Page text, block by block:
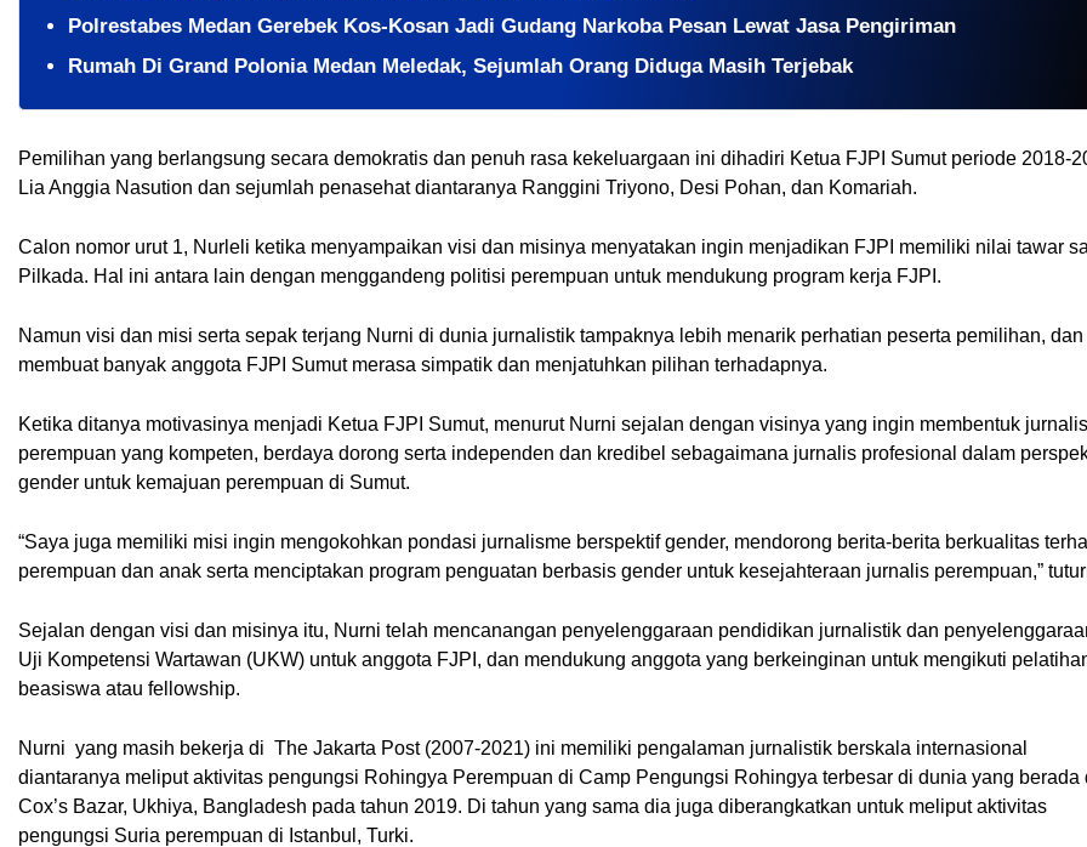
Polrestabes Medan Gerebek Kos-Kosan Jadi Gudang Narkoba Pesan Lewat Jasa Pengiriman
Rumah Di Grand Polonia Medan Meledak, Sejumlah Orang Diduga Masih Terjebak
Pemilihan yang berlangsung secara demokratis dan penuh rasa kekeluargaan ini dihadiri Ketua FJPI Sumut periode 2018-
Lia Anggia Nasution dan sejumlah penasehat diantaranya Ranggini Triyono, Desi Pohan, dan Komariah.
Calon nomor urut 1, Nurleli ketika menyampaikan visi dan misinya menyatakan ingin menjadikan FJPI memiliki nilai tawar
Pilkada. Hal ini antara lain dengan menggandeng politisi perempuan untuk mendukung program kerja FJPI.
Namun visi dan misi serta sepak terjang Nurni di dunia jurnalistik tampaknya lebih menarik perhatian peserta pemilihan, dan
membuat banyak anggota FJPI Sumut merasa simpatik dan menjatuhkan pilihan terhadapnya.
Ketika ditanya motivasinya menjadi Ketua FJPI Sumut, menurut Nurni sejalan dengan visinya yang ingin membentuk jurnalis
perempuan yang kompeten, berdaya dorong serta independen dan kredibel sebagaimana jurnalis profesional dalam
gender untuk kemajuan perempuan di Sumut.
“Saya juga memiliki misi ingin mengokohkan pondasi jurnalisme berspektif gender, mendorong berita-berita berkualitas
perempuan dan anak serta menciptakan program penguatan berbasis gender untuk kesejahteraan jurnalis perempuan,”
Sejalan dengan visi dan misinya itu, Nurni telah mencanangan penyelenggaraan pendidikan jurnalistik dan
Uji Kompetensi Wartawan (UKW) untuk anggota FJPI, dan mendukung anggota yang berkeinginan untuk mengikuti
beasiswa atau fellowship.
Nurni  yang masih bekerja di  The Jakarta Post (2007-2021) ini memiliki pengalaman jurnalistik berskala internasional
diantaranya meliput aktivitas pengungsi Rohingya Perempuan di Camp Pengungsi Rohingya terbesar di dunia yang berada
Cox’s Bazar, Ukhiya, Bangladesh pada tahun 2019. Di tahun yang sama dia juga diberangkatkan untuk meliput aktivitas
pengungsi Suria perempuan di Istanbul, Turki.